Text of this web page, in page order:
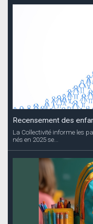
Recensement des
La Collectivité informe les
nés en 2025 se...